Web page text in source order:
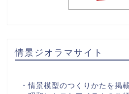
情景ジオラマサイト
・情景模型のつくりかたを掲